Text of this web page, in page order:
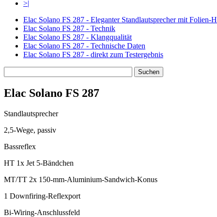
>|
Elac Solano FS 287 - Eleganter Standlautsprecher mit Folien-
Elac Solano FS 287 - Technik
Elac Solano FS 287 - Klangqualität
Elac Solano FS 287 - Technische Daten
Elac Solano FS 287 - direkt zum Testergebnis
Elac Solano FS 287
Standlautsprecher
2,5-Wege, passiv
Bassreflex
HT 1x Jet 5-Bändchen
MT/TT 2x 150-mm-Aluminium-Sandwich-Konus
1 Downfiring-Reflexport
Bi-Wiring-Anschlussfeld